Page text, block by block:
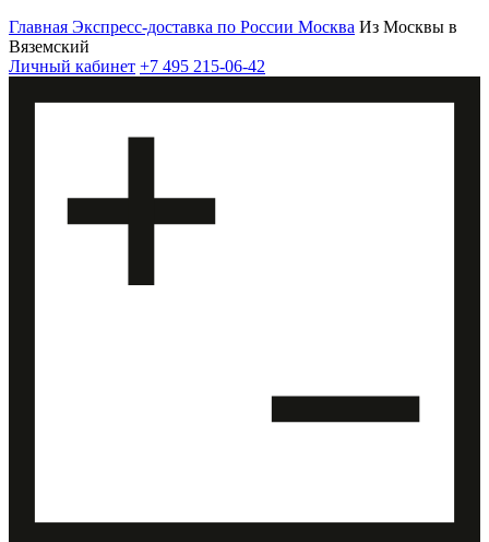
Главная Экспресс-доставка по России Москва Из Москвы в
Вяземский
Личный кабинет +7 495 215-06-42